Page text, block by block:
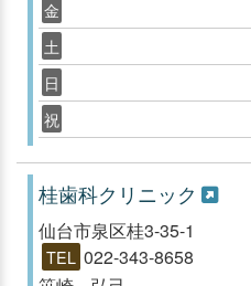
金
土
日
祝
桂歯科クリニック
仙台市泉区桂3-35-1
TEL 022-343-8658